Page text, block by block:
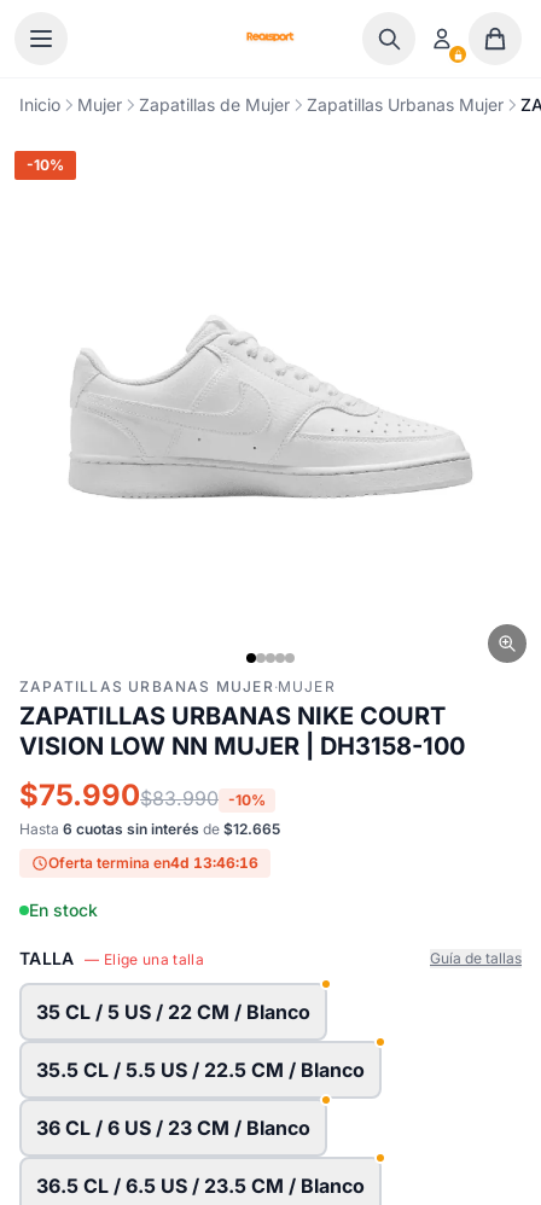
Inicio Mujer Zapatillas de Mujer Zapatillas Urbanas Mujer
-10%
ZAPATILLAS URBANAS MUJER·MUJER
ZAPATILLAS URBANAS NIKE COURT
VISION LOW NN MUJER | DH3158-100
$75.990$83.990 -10%
Hasta 6 cuotas sin interés de $12.665
Oferta termina en4d 13:46:15
En stock
TALLA — Elige una talla Guía de tallas
35 CL / 5 US / 22 CM / Blanco
35.5 CL / 5.5 US / 22.5 CM / Blanco
36 CL / 6 US / 23 CM / Blanco
36.5 CL / 6.5 US / 23.5 CM / Blanco